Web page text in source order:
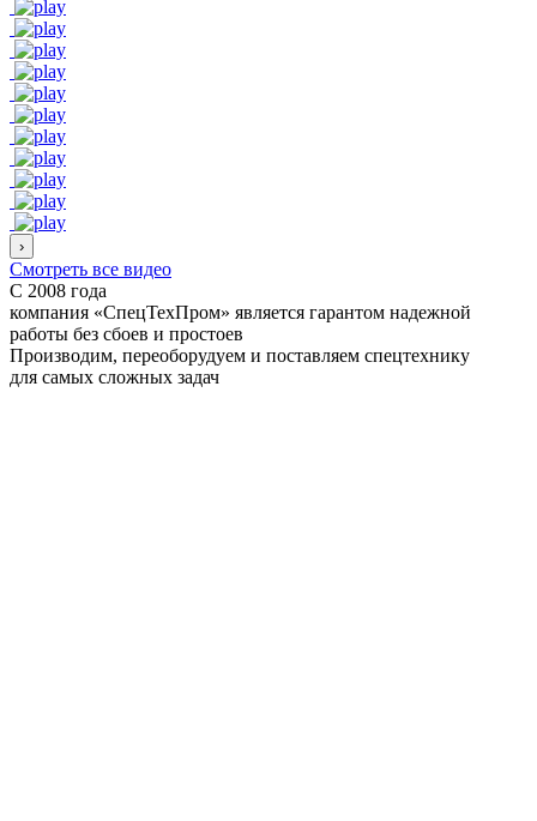
›
Смотреть все видео
С 2008 года
компания «СпецТехПром» является гарантом надежной
работы без сбоев и простоев
Производим, переоборудуем и поставляем спецтехнику
для самых сложных задач